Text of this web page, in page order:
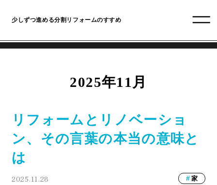
少しずつ進める分割リフォームのすすめ
2025年11月
リフォームとリノベーショ
ン、その言葉の本当の意味と
は
2025.11.28 家